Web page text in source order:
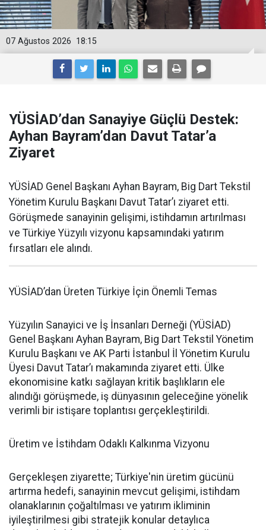
18:15
07 Ağustos 2026
YÜSİAD’dan Sanayiye Güçlü Destek:
Ayhan Bayram’dan Davut Tatar’a
Ziyaret
YÜSİAD Genel Başkanı Ayhan Bayram, Big Dart Tekstil
Yönetim Kurulu Başkanı Davut Tatar’ı ziyaret etti.
Görüşmede sanayinin gelişimi, istihdamın artırılması
ve Türkiye Yüzyılı vizyonu kapsamındaki yatırım
fırsatları ele alındı.
YÜSİAD’dan Üreten Türkiye İçin Önemli Temas
Yüzyılın Sanayici ve İş İnsanları Derneği (YÜSİAD)
Genel Başkanı Ayhan Bayram, Big Dart Tekstil Yönetim
Kurulu Başkanı ve AK Parti İstanbul İl Yönetim Kurulu
Üyesi Davut Tatar’ı makamında ziyaret etti. Ülke
ekonomisine katkı sağlayan kritik başlıkların ele
alındığı görüşmede, iş dünyasının geleceğine yönelik
verimli bir istişare toplantısı gerçekleştirildi.
Üretim ve İstihdam Odaklı Kalkınma Vizyonu
Gerçekleşen ziyarette; Türkiye'nin üretim gücünü
artırma hedefi, sanayinin mevcut gelişimi, istihdam
olanaklarının çoğaltılması ve yatırım ikliminin
iyileştirilmesi gibi stratejik konular detaylıca